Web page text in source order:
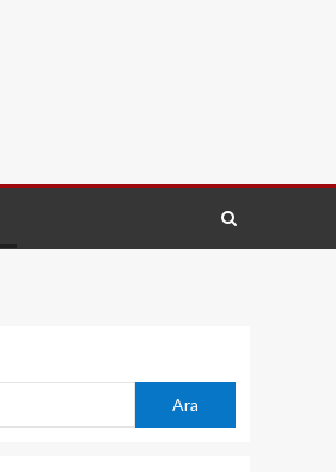
Ara